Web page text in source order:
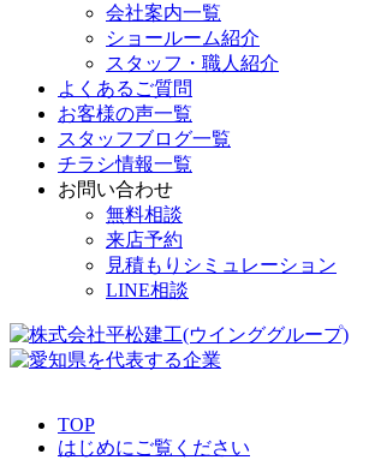
会社案内一覧
ショールーム紹介
スタッフ・職人紹介
よくあるご質問
お客様の声一覧
スタッフブログ一覧
チラシ情報一覧
お問い合わせ
無料相談
来店予約
見積もりシミュレーション
LINE相談
TOP
はじめにご覧ください